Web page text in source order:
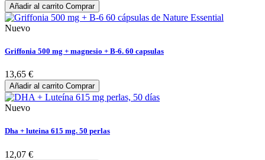
Añadir al carrito Comprar
Nuevo
Griffonia 500 mg + magnesio + B-6. 60 capsulas
13,65 €
Añadir al carrito Comprar
Nuevo
Dha + luteina 615 mg. 50 perlas
12,07 €